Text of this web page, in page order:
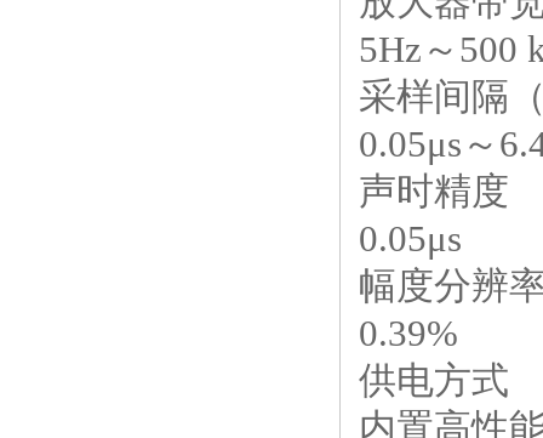
5Hz～500
采样间隔
0.05μs～
声时精度
0.05μs
幅度分辨
0.39%
供电方式
内置高性